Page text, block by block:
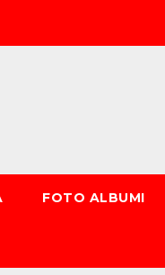
FOTO ALBUMI